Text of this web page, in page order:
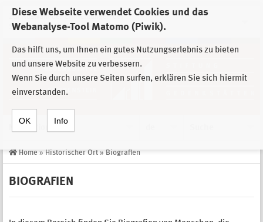
Diese Webseite verwendet Cookies und das
Webanalyse-Tool Matomo (Piwik).
Das hilft uns, um Ihnen ein gutes Nutzungserlebnis zu bieten
und unsere Website zu verbessern.
Wenn Sie durch unsere Seiten surfen, erklären Sie sich hiermit
einverstanden.
OK Info
Zur Auswahl der Einrichtungen der
Stiftung Sächsische Gedenkstätten
Home » Historischer Ort » Biografien
BIOGRAFIEN